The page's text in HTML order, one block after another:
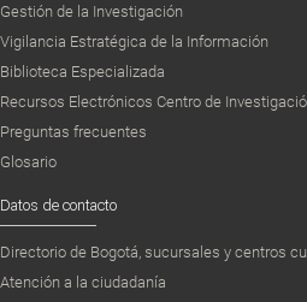
Gestión de la Investigación
Vigilancia Estratégica de la Información
Biblioteca Especializada
Recursos Electrónicos Centro de
Preguntas frecuentes
Glosario
Datos de contacto
Directorio de Bogotá, sucursales y centros
Atención a la ciudadanía